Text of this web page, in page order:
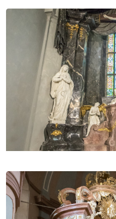
překážek staletí. Kromě
Navštívení Panny Marie,
Narození Panny Marie
sobotu v měsíci
duchovní a kulturně-
místa byl frýdecký
Těšínského Slezska
papežem Janem Pavlem
baziliku (basilica
nejvýznamnější katolické